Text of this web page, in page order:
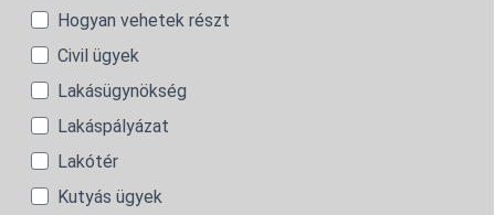
Hogyan vehetek részt
Civil ügyek
Lakásügynökség
Lakáspályázat
Lakótér
Kutyás ügyek